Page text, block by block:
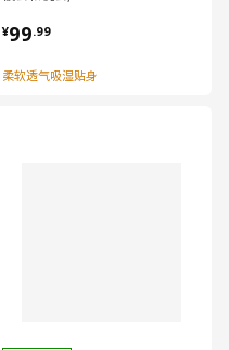
¥99.99
¥ 99.99
柔软透气吸湿贴身